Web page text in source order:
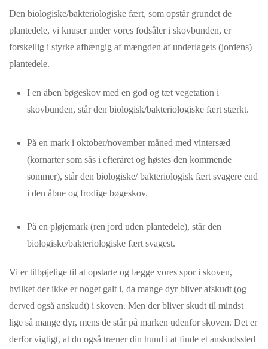
Den biologiske/bakteriologiske fært, som opstår grundet de
plantedele, vi knuser under vores fodsåler i skovbunden, er
forskellig i styrke afhængig af mængden af underlagets (jordens)
plantedele.
I en åben bøgeskov med en god og tæt vegetation i
skovbunden, står den biologisk/bakteriologiske fært stærkt.
På en mark i oktober/november måned med vintersæd
(kornarter som sås i efteråret og høstes den kommende
sommer), står den biologiske/ bakteriologisk fært svagere end
i den åbne og frodige bøgeskov.
På en pløjemark (ren jord uden plantedele), står den
biologiske/bakteriologiske fært svagest.
Vi er tilbøjelige til at opstarte og lægge vores spor i skoven,
hvilket der ikke er noget galt i, da mange dyr bliver afskudt (og
derved også anskudt) i skoven. Men der bliver skudt til mindst
lige så mange dyr, mens de står på marken udenfor skoven. Det er
derfor vigtigt, at du også træner din hund i at finde et anskudssted